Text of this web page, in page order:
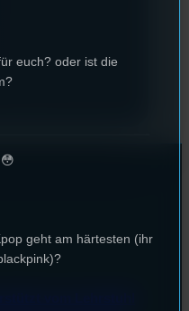
euch? oder ist die
geht am härtesten (ihr